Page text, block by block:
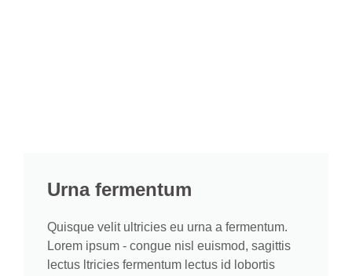
Urna fermentum
Quisque velit ultricies eu urna a fermentum.
Lorem ipsum - congue nisl euismod, sagittis
lectus ltricies fermentum lectus id lobortis